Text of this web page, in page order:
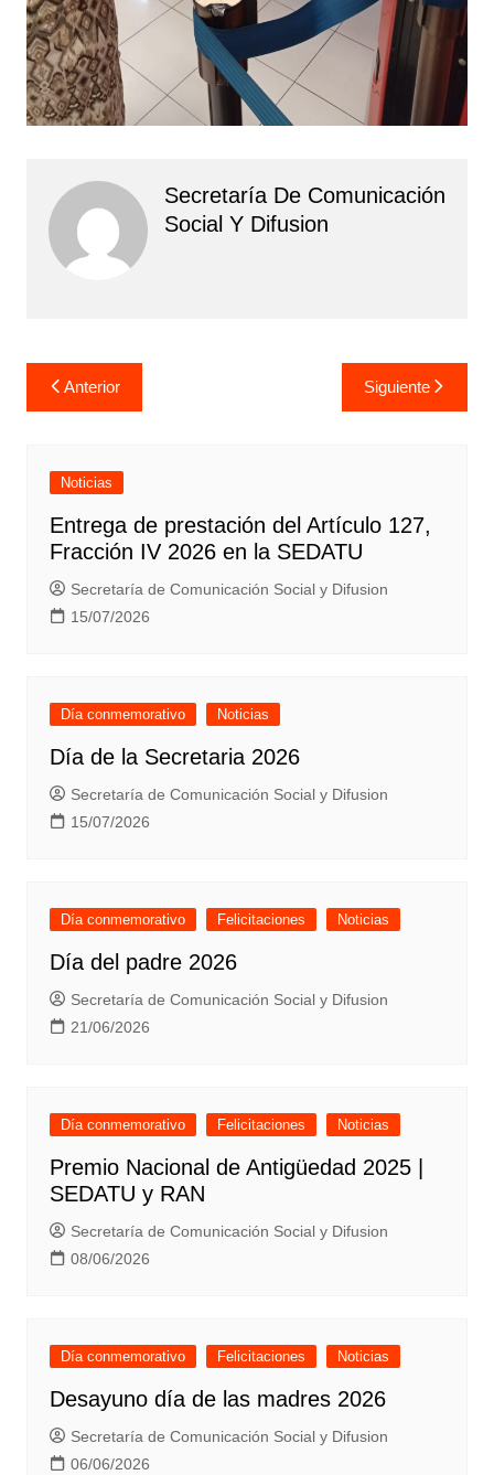
Secretaría De Comunicación
Social Y Difusion
Navegación
de
Anterior Siguiente
Noticias
Entrega de prestación del Artículo 127,
Fracción IV 2026 en la SEDATU
Secretaría de Comunicación Social y Difusion
15/07/2026
Día conmemorativo Noticias
Día de la Secretaria 2026
Secretaría de Comunicación Social y Difusion
15/07/2026
Día conmemorativo Felicitaciones Noticias
Día del padre 2026
Secretaría de Comunicación Social y Difusion
21/06/2026
Día conmemorativo Felicitaciones Noticias
Premio Nacional de Antigüedad 2025 |
SEDATU y RAN
Secretaría de Comunicación Social y Difusion
08/06/2026
Día conmemorativo Felicitaciones Noticias
Desayuno día de las madres 2026
Secretaría de Comunicación Social y Difusion
06/06/2026